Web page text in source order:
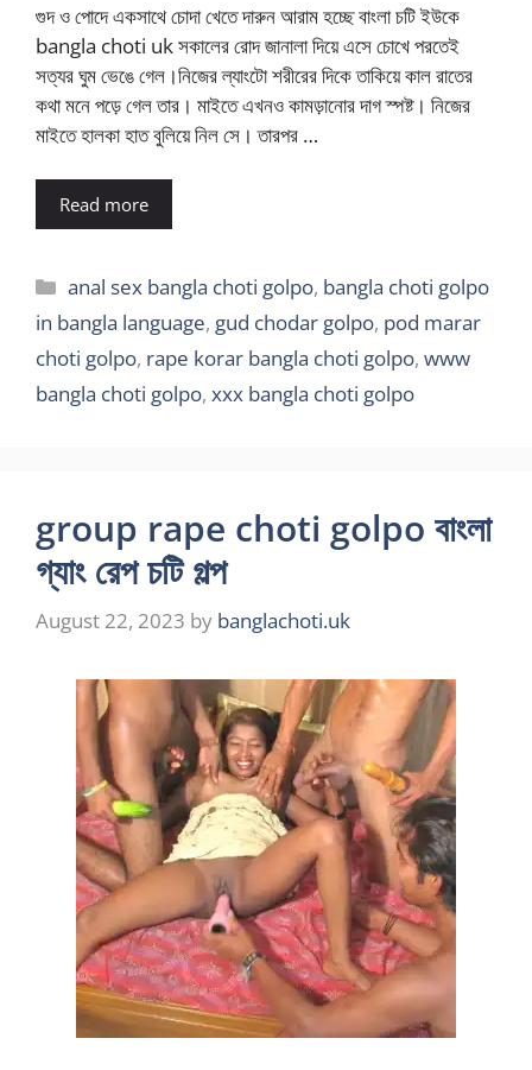
গুদ ও পোদে একসাথে চোদা খেতে দারুন আরাম হচ্ছে বাংলা চটি ইউকে
bangla choti uk সকালের রোদ জানালা দিয়ে এসে চোখে পরতেই
সত্যর ঘুম ভেঙে গেল।নিজের ল্যাংটো শরীরের দিকে তাকিয়ে কাল রাতের
কথা মনে পড়ে গেল তার। মাইতে এখনও কামড়ানোর দাগ স্পষ্ট। নিজের
মাইতে হালকা হাত বুলিয়ে নিল সে। তারপর …
Read more
Categories
anal sex bangla choti golpo, bangla choti golpo
in bangla language, gud chodar golpo, pod marar
choti golpo, rape korar bangla choti golpo, www
bangla choti golpo, xxx bangla choti golpo
group rape choti golpo বাংলা
গ্যাং রেপ চটি গল্প
August 22, 2023 by banglachoti.uk